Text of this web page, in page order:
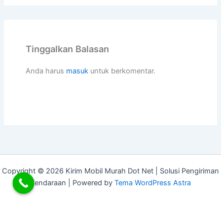
Tinggalkan Balasan
Anda harus masukuntuk berkomentar.
Copyright © 2026 Kirim Mobil Murah Dot Net | Solusi Pengiriman
Kendaraan | Powered by Tema WordPress Astra